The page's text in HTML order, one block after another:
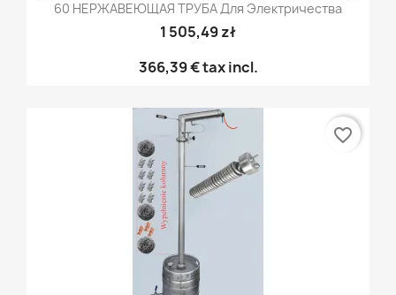
60 НЕРЖАВЕЮЩАЯ ТРУБА Для Электричества
1 505,49 zł
366,39 €tax incl.
favorite_border